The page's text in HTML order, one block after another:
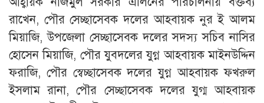
রাখেন, পৌর সেচ্ছাসেবক দলের আহবায়ক নুর ই আলম
মিয়াজি, উপজেলা সেচ্ছাসেবক দলের সদস্য সচিব নাসির
হোসেন মিয়াজি, পৌর যুবদলের যুগ্ন আহবায়ক মাইনউদ্দিন
ফরাজি, পৌর স্বেচ্ছাসেবক দলের যুগ্ন আহবায়ক ফখরুল
ইসলাম রানা, পৌর সেচ্ছাসেবক দলের যুগ্ম আহবায়ক